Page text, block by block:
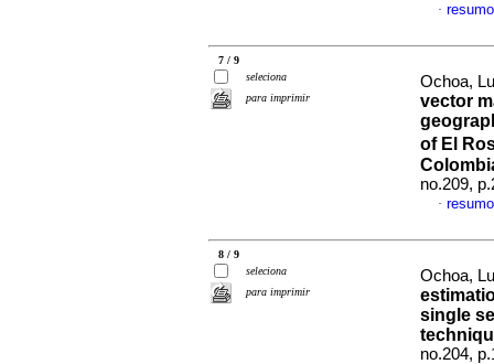
·
7 / 9
seleciona
para imprimir
Ochoa,
vector
of El
no.209,
·
8 / 9
seleciona
para imprimir
Ochoa,
single
no.204,